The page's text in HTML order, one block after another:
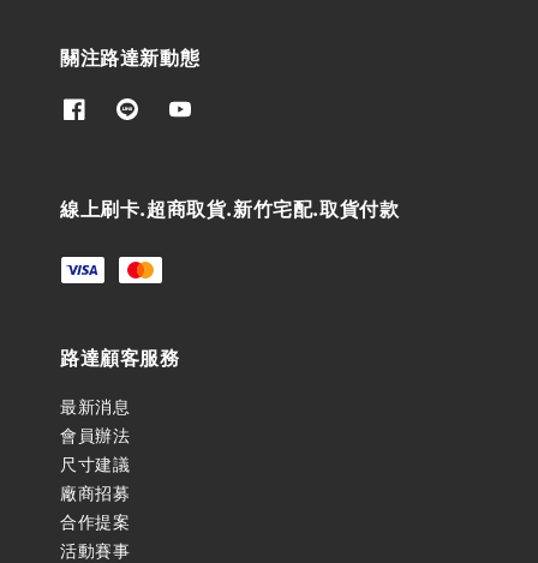
關注路達新動態
線上刷卡.超商取貨.新竹宅配.取貨付款
路達顧客服務
最新消息
會員辦法
尺寸建議
廠商招募
合作提案
活動賽事